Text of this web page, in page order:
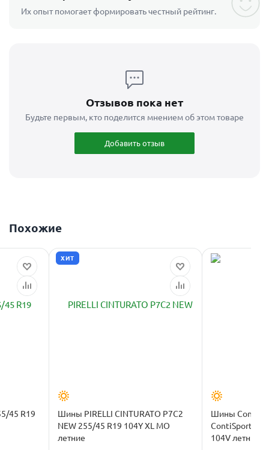
Их опыт помогает формировать честный рейтинг.
Отзывов пока нет
Будьте первым, кто поделится мнением об этом товаре
Добавить отзыв
Похожие
45 R19
ХИТ
Шины PIRELLI CINTURATO P7C2
NEW 255/45 R19 104Y XL MO
летние
Шины
104V летние